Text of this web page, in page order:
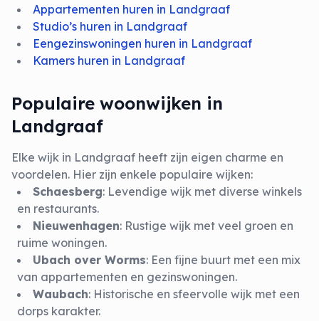
Appartementen huren in Landgraaf
Studio’s huren in Landgraaf
Eengezinswoningen huren in Landgraaf
Kamers huren in Landgraaf
Populaire woonwijken in
Landgraaf
Elke wijk in Landgraaf heeft zijn eigen charme en
voordelen. Hier zijn enkele populaire wijken:
Schaesberg: Levendige wijk met diverse winkels
en restaurants.
Nieuwenhagen: Rustige wijk met veel groen en
ruime woningen.
Ubach over Worms: Een fijne buurt met een mix
van appartementen en gezinswoningen.
Waubach: Historische en sfeervolle wijk met een
dorps karakter.